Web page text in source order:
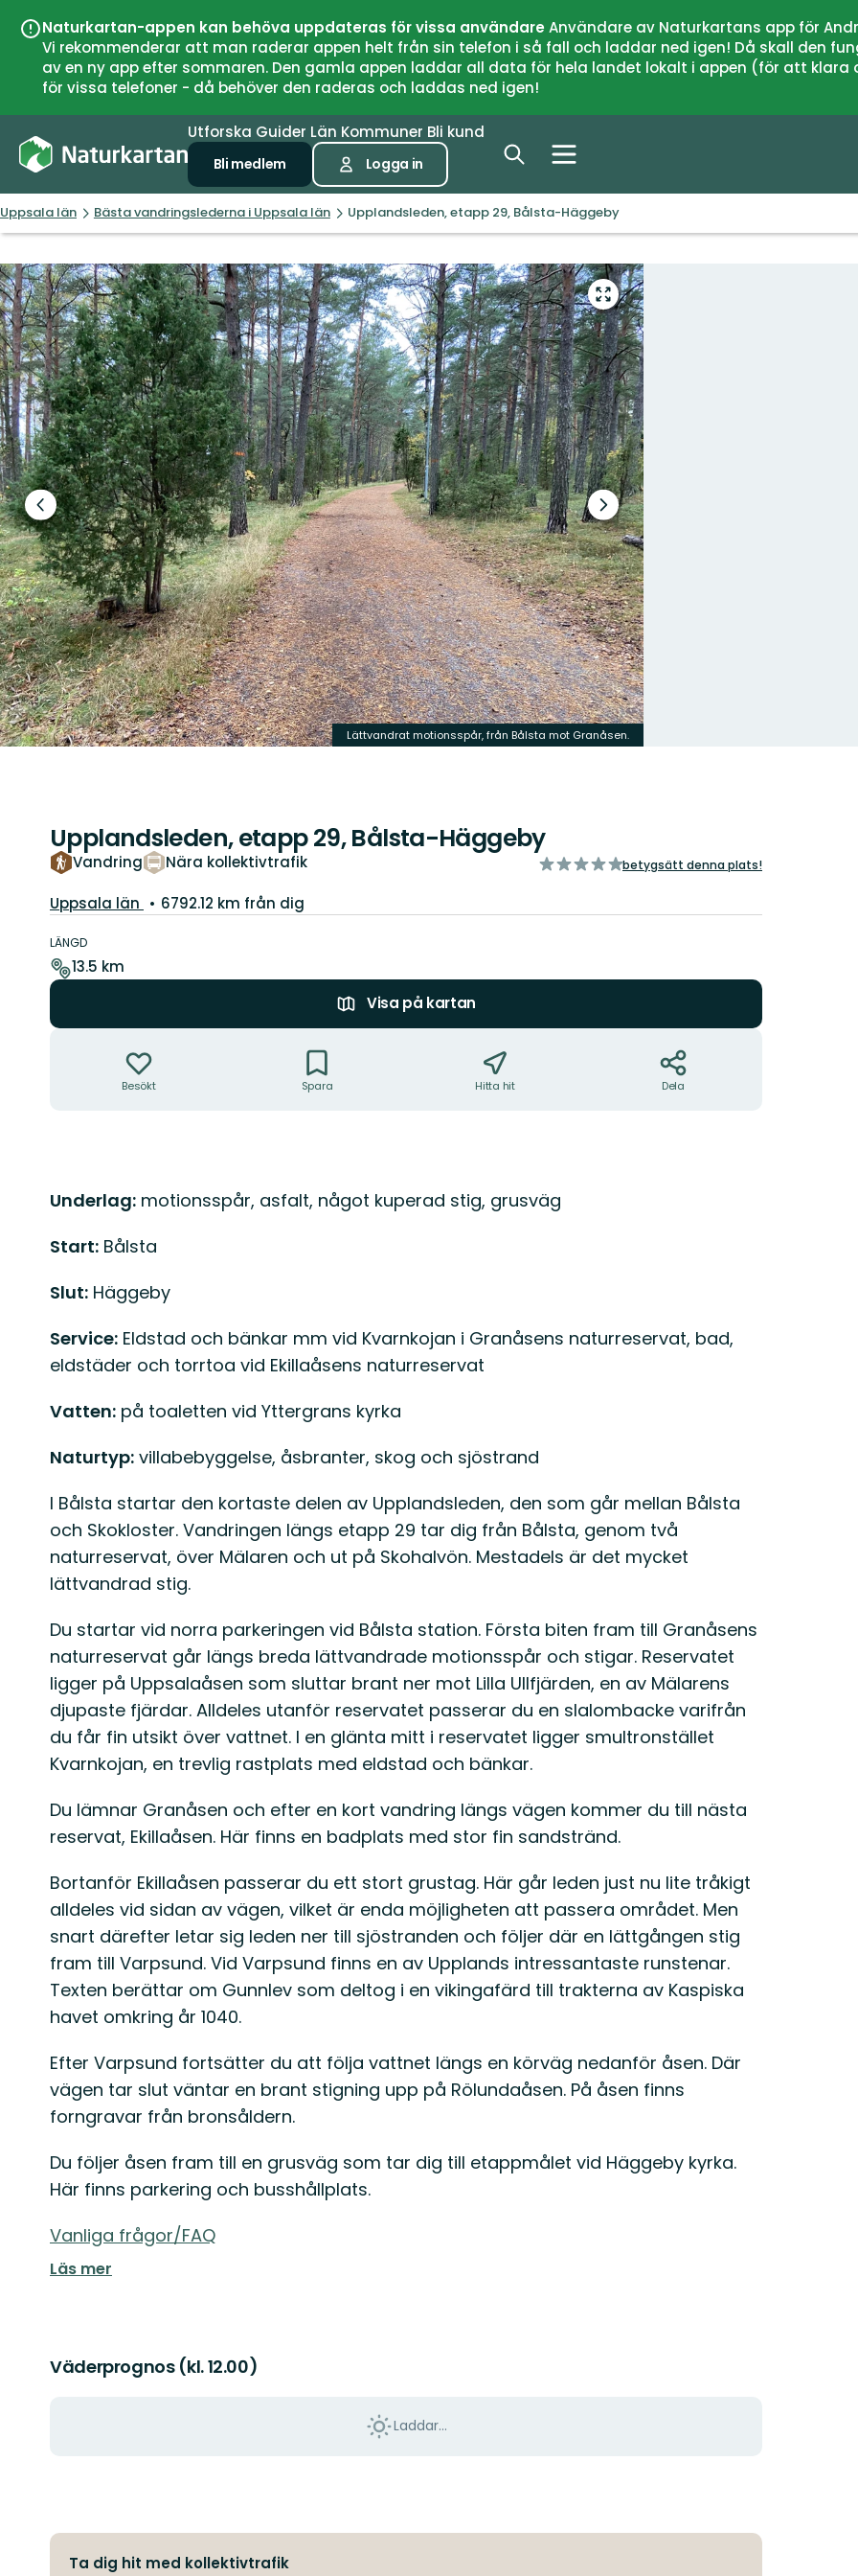
Naturkartan-appen kan behöva uppdateras för vissa användareAnvändare av Naturkartans app för
Vi rekommenderar att man raderar appen helt från sin telefon i så fall och laddar ned igen! Då skall den
av en ny app efter sommaren. Den gamla appen laddar all data för hela landet lokalt i appen (för att
för vissa telefoner - då behöver den raderas och laddas ned igen!
Utforska Guider Län Kommuner Bli kund
Bli medlem Logga in
Uppsala län Bästa vandringslederna i Uppsala län Upplandsleden, etapp 29, Bålsta-Häggeby
Gå
till
helskärmsläge
Föregående
bild
Nästa
bildspel
Lättvandrat motionsspår, från Bålsta mot Granåsen.
Upplandsleden, etapp 29, Bålsta-Häggeby
Vandring Nära kollektivtrafik
av
betygsätt denna plats!
Län:
Uppsala län 6792.12 km från dig
om
leden
LÄNGD
13.5 km
Visa på kartan
Besökt Spara Hitta hit Dela
Beskrivning
Underlag: motionsspår, asfalt, något kuperad stig, grusväg
Start: Bålsta
Slut: Häggeby
Service: Eldstad och bänkar mm vid Kvarnkojan i Granåsens naturreservat, bad,
eldstäder och torrtoa vid Ekillaåsens naturreservat
Vatten: på toaletten vid Yttergrans kyrka
Naturtyp: villabebyggelse, åsbranter, skog och sjöstrand
I Bålsta startar den kortaste delen av Upplandsleden, den som går mellan Bålsta
och Skokloster. Vandringen längs etapp 29 tar dig från Bålsta, genom två
naturreservat, över Mälaren och ut på Skohalvön. Mestadels är det mycket
lättvandrad stig.
Du startar vid norra parkeringen vid Bålsta station. Första biten fram till Granåsens
naturreservat går längs breda lättvandrade motionsspår och stigar. Reservatet
ligger på Uppsalaåsen som sluttar brant ner mot Lilla Ullfjärden, en av Mälarens
djupaste fjärdar. Alldeles utanför reservatet passerar du en slalombacke varifrån
du får fin utsikt över vattnet. I en glänta mitt i reservatet ligger smultronstället
Kvarnkojan, en trevlig rastplats med eldstad och bänkar.
Du lämnar Granåsen och efter en kort vandring längs vägen kommer du till nästa
reservat, Ekillaåsen. Här finns en badplats med stor fin sandstränd.
Bortanför Ekillaåsen passerar du ett stort grustag. Här går leden just nu lite tråkigt
alldeles vid sidan av vägen, vilket är enda möjligheten att passera området. Men
snart därefter letar sig leden ner till sjöstranden och följer där en lättgången stig
fram till Varpsund. Vid Varpsund finns en av Upplands intressantaste runstenar.
Texten berättar om Gunnlev som deltog i en vikingafärd till trakterna av Kaspiska
havet omkring år 1040.
Efter Varpsund fortsätter du att följa vattnet längs en körväg nedanför åsen. Där
vägen tar slut väntar en brant stigning upp på Rölundaåsen. På åsen finns
forngravar från bronsåldern.
Du följer åsen fram till en grusväg som tar dig till etappmålet vid Häggeby kyrka.
Här finns parkering och busshållplats.
Vanliga frågor/FAQ
Läs mer
Väderprognos (kl. 12.00)
Laddar...
Ta dig hit med kollektivtrafik